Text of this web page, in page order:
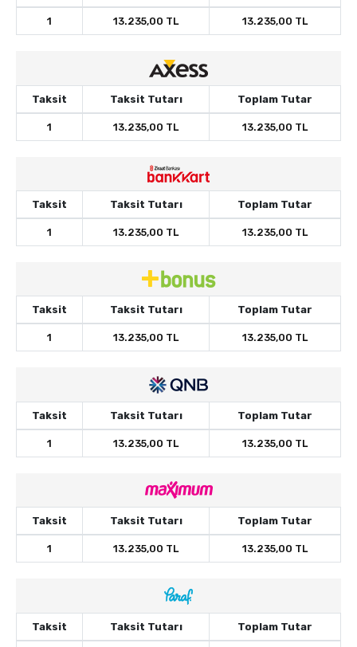
1 13.235,00 TL 13.235,00 TL
Taksit Taksit Tutarı Toplam Tutar
1 13.235,00 TL 13.235,00 TL
Taksit Taksit Tutarı Toplam Tutar
1 13.235,00 TL 13.235,00 TL
Taksit Taksit Tutarı Toplam Tutar
1 13.235,00 TL 13.235,00 TL
Taksit Taksit Tutarı Toplam Tutar
1 13.235,00 TL 13.235,00 TL
Taksit Taksit Tutarı Toplam Tutar
1 13.235,00 TL 13.235,00 TL
Taksit Taksit Tutarı Toplam Tutar